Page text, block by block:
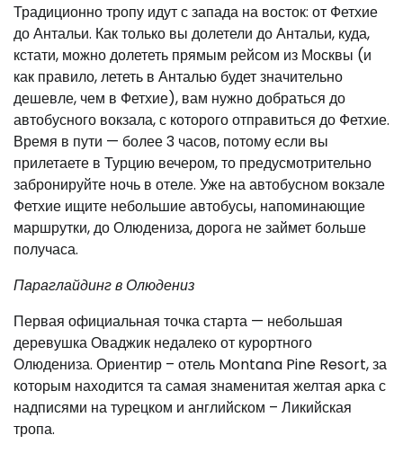
Традиционно тропу идут с запада на восток: от Фетхие
до Антальи. Как только вы долетели до Антальи, куда,
кстати, можно долететь прямым рейсом из Москвы (и
как правило, лететь в Анталью будет значительно
дешевле, чем в Фетхие), вам нужно добраться до
автобусного вокзала, с которого отправиться до Фетхие.
Время в пути — более 3 часов, потому если вы
прилетаете в Турцию вечером, то предусмотрительно
забронируйте ночь в отеле. Уже на автобусном вокзале
Фетхие ищите небольшие автобусы, напоминающие
маршрутки, до Олюдениза, дорога не займет больше
получаса.
Параглайдинг в Олюдениз
Первая официальная точка старта — небольшая
деревушка Оваджик недалеко от курортного
Олюдениза. Ориентир – отель Montana Pine Resort, за
которым находится та самая знаменитая желтая арка с
надписями на турецком и английском – Ликийская
тропа.